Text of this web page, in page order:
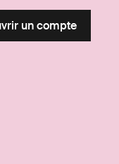
un compte